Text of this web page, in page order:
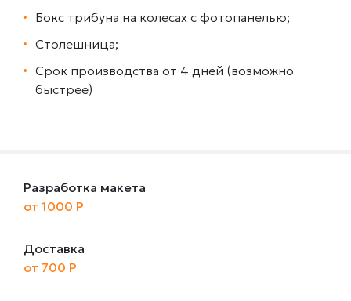
Бокс трибуна на колесах с фотопанелью;
Столешница;
Срок производства от 4 дней (возможно
быстрее)
Разработка макета
от 1000 Р
Доставка
от 700 Р